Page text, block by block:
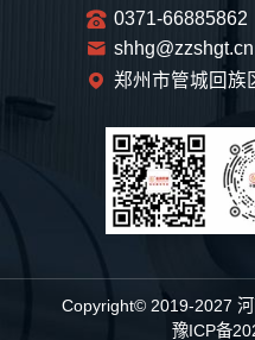
0371-66885862
shhg@zzshgt.cn
郑州市管城回族
Copyright© 2019-2027
豫ICP备